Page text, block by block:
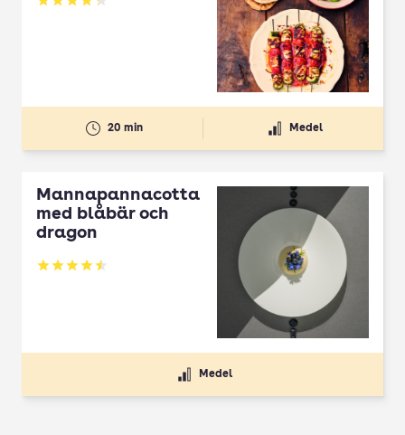
Betyg: 4.3 av 5
20 min Medel
Mannapannacotta
med blåbär och
dragon
Betyg: 4.5 av 5
Medel